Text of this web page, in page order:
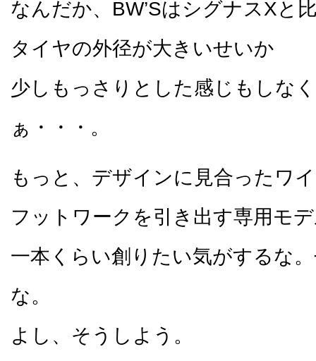
なんだか、BW’SはシグナスXと
タイヤの外径が大きいせいか
少しもっさりとした感じもしな
ぁ・・・。
もっと、デザインに見合ったワ
フットワークを引き出す専用モ
一本くらい創りたい気がするな
な。
よし、そうしよう。